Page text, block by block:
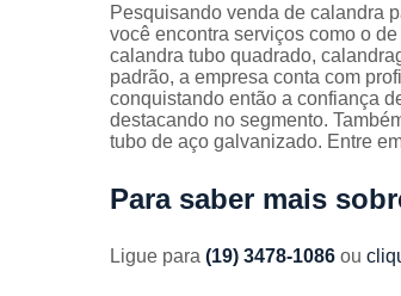
Pesquisando venda de calandra
você encontra serviços como o
calandra tubo quadrado,
padrão, a empresa conta com
conquistando então a confiança
destacando no segmento.
tubo de aço galvanizado. Entre
Para saber mais
Ligue para (19) 3478-1086 ou